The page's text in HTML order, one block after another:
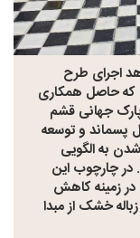
اجرای طرح
که حاصل همکاری
جهانی قشم
پسماند و توسعه
به الگویی
در چارچوب این
در زمینه کاهش
خشک از مبدا